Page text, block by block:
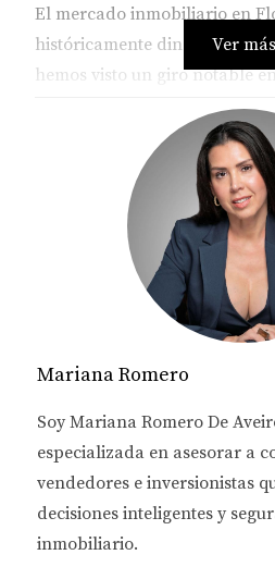
El mercado inmobiliario en
históricamente dinámico,
hemos visto un giro notable
los compradores. Las
están tomando decisiones
sobre sus futuras viviendas,
los agentes inmobiliarios a
estas nuevas demandas.
hasta la funcionalidad de los
se ha vuelto crucial para
En este artículo,
tendencias están dando
significa esto para ti como
CAMBIOS EN
PREFERENCIAS
COMPRADORES
Ver más
Mariana Romero
Soy Mariana Romero De
especializada en asesorar a
vendedores e inversionistas
decisiones inteligentes y
inmobiliario.